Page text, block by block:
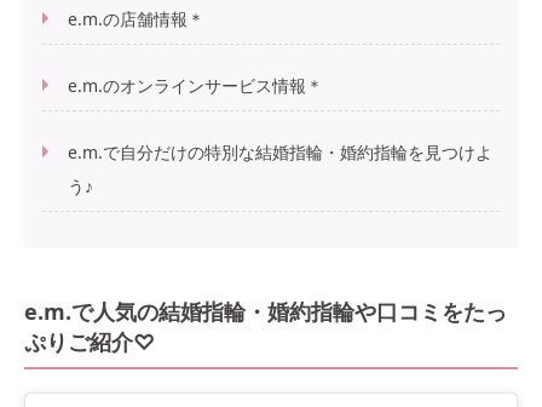
e.m.の店舗情報＊
e.m.のオンラインサービス情報＊
e.m.で自分だけの特別な結婚指輪・婚約指輪を見つけよ
う♪
e.m.で人気の結婚指輪・婚約指輪や口コミをたっ
ぷりご紹介♡